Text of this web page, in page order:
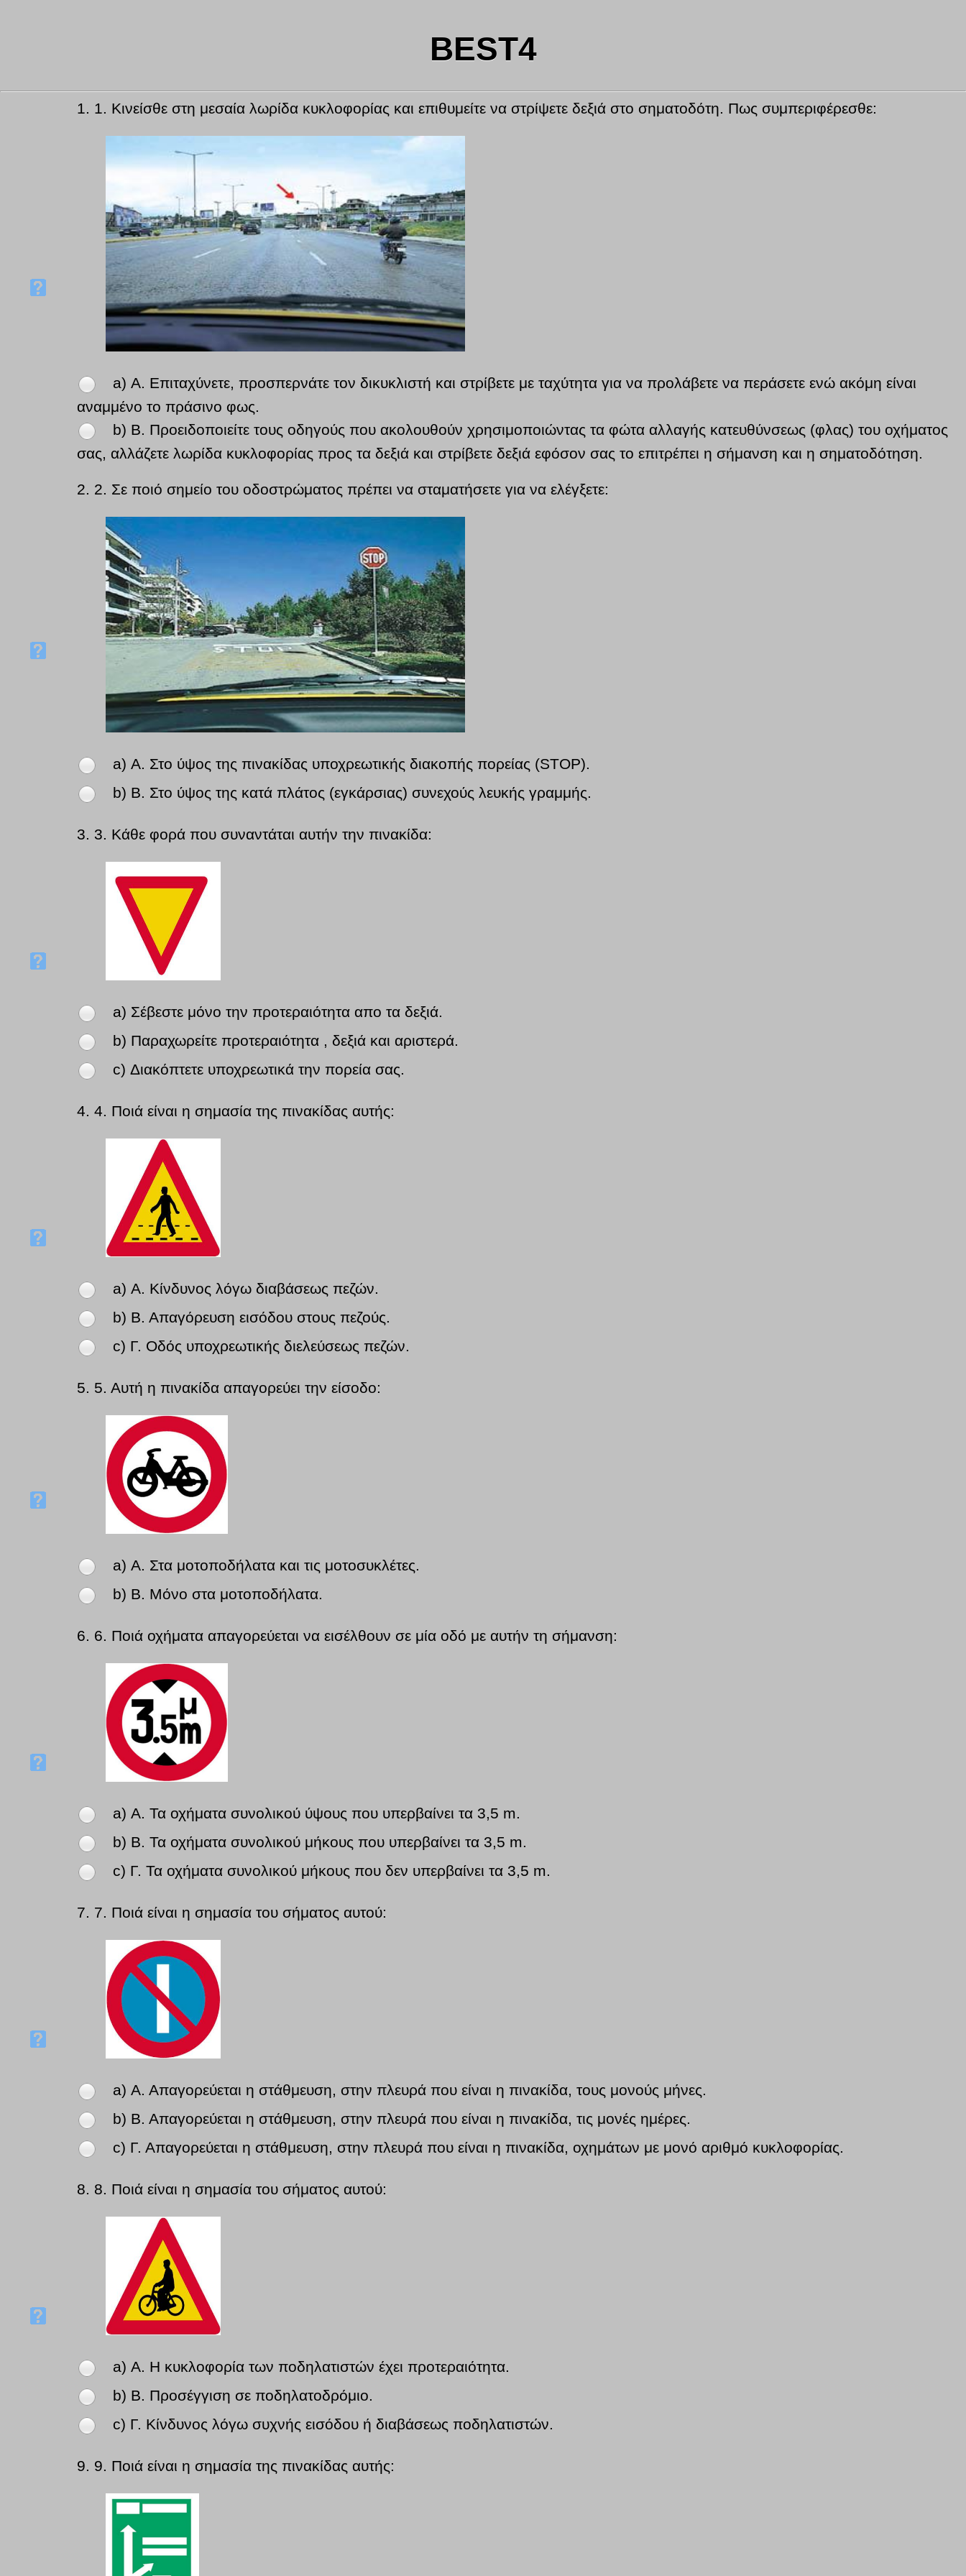
BEST4
1. 1. Κινείσθε στη μεσαία λωρίδα κυκλοφορίας και επιθυμείτε να στρίψετε δεξιά στο σηματοδότη. Πως συμπεριφέρεσθε:
a) Α. Επιταχύνετε, προσπερνάτε τον δικυκλιστή και στρίβετε με ταχύτητα για να προλάβετε να περάσετε ενώ ακόμη είναι
αναμμένο το πράσινο φως.
b) Β. Προειδοποιείτε τους οδηγούς που ακολουθούν χρησιμοποιώντας τα φώτα αλλαγής κατευθύνσεως (φλας) του οχήματος
σας, αλλάζετε λωρίδα κυκλοφορίας προς τα δεξιά και στρίβετε δεξιά εφόσον σας το επιτρέπει η σήμανση και η σηματοδότηση.
2. 2. Σε ποιό σημείο του οδοστρώματος πρέπει να σταματήσετε για να ελέγξετε:
a) Α. Στο ύψος της πινακίδας υποχρεωτικής διακοπής πορείας (STOP).
b) Β. Στο ύψος της κατά πλάτος (εγκάρσιας) συνεχούς λευκής γραμμής.
3. 3. Κάθε φορά που συναντάται αυτήν την πινακίδα:
a) Σέβεστε μόνο την προτεραιότητα απο τα δεξιά.
b) Παραχωρείτε προτεραιότητα , δεξιά και αριστερά.
c) Διακόπτετε υποχρεωτικά την πορεία σας.
4. 4. Ποιά είναι η σημασία της πινακίδας αυτής:
a) Α. Κίνδυνος λόγω διαβάσεως πεζών.
b) Β. Απαγόρευση εισόδου στους πεζούς.
c) Γ. Οδός υποχρεωτικής διελεύσεως πεζών.
5. 5. Αυτή η πινακίδα απαγορεύει την είσοδο:
a) Α. Στα μοτοποδήλατα και τις μοτοσυκλέτες.
b) Β. Μόνο στα μοτοποδήλατα.
6. 6. Ποιά οχήματα απαγορεύεται να εισέλθουν σε μία οδό με αυτήν τη σήμανση:
a) Α. Τα οχήματα συνολικού ύψους που υπερβαίνει τα 3,5 m.
b) Β. Τα οχήματα συνολικού μήκους που υπερβαίνει τα 3,5 m.
c) Γ. Τα οχήματα συνολικού μήκους που δεν υπερβαίνει τα 3,5 m.
7. 7. Ποιά είναι η σημασία του σήματος αυτού:
a) Α. Απαγορεύεται η στάθμευση, στην πλευρά που είναι η πινακίδα, τους μονούς μήνες.
b) Β. Απαγορεύεται η στάθμευση, στην πλευρά που είναι η πινακίδα, τις μονές ημέρες.
c) Γ. Απαγορεύεται η στάθμευση, στην πλευρά που είναι η πινακίδα, οχημάτων με μονό αριθμό κυκλοφορίας.
8. 8. Ποιά είναι η σημασία του σήματος αυτού:
a) Α. Η κυκλοφορία των ποδηλατιστών έχει προτεραιότητα.
b) Β. Προσέγγιση σε ποδηλατοδρόμιο.
c) Γ. Κίνδυνος λόγω συχνής εισόδου ή διαβάσεως ποδηλατιστών.
9. 9. Ποιά είναι η σημασία της πινακίδας αυτής: